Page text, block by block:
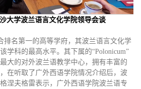
大学波兰语言文化学院领导会谈
排名第一的高等学府，其波兰语言文化学
学科的最高水平。其下属的“Polonicum”
大的对外波兰语教学中心，拥有丰富的
在听取了广外西语学院情况介绍后，波
涅夫格雷表示，广外西语学院波兰语专